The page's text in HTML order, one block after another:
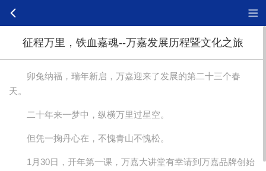
征程万里，铁血嘉魂--万嘉发展历程暨文化之旅
卯兔纳福，瑞年新启，万嘉迎来了发展的第二十三个春
天。
二十年来一梦中，纵横万里过星空。
但凭一掬丹心在，不愧青山不愧松。
1月30日，开年第一课，万嘉大讲堂有幸请到万嘉品牌创始